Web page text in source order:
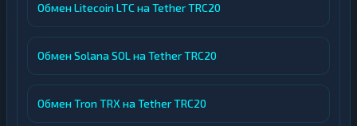
Обмен Litecoin LTC на Tether TRC20
Обмен Solana SOL на Tether TRC20
Обмен Tron TRX на Tether TRC20